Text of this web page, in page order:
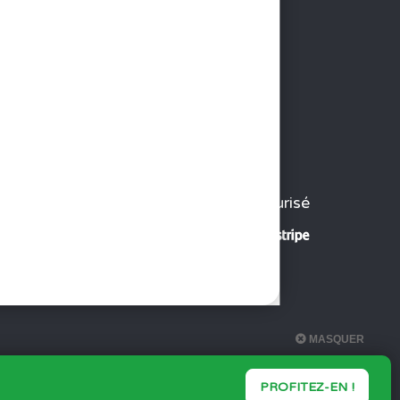
PROFITEZ-EN !
Paiement sécurisé